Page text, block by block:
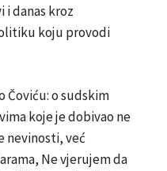
i danas kroz
koju provodi
Čoviću: o sudskim
koje je dobivao ne
nevinosti, već
Ne vjerujem da